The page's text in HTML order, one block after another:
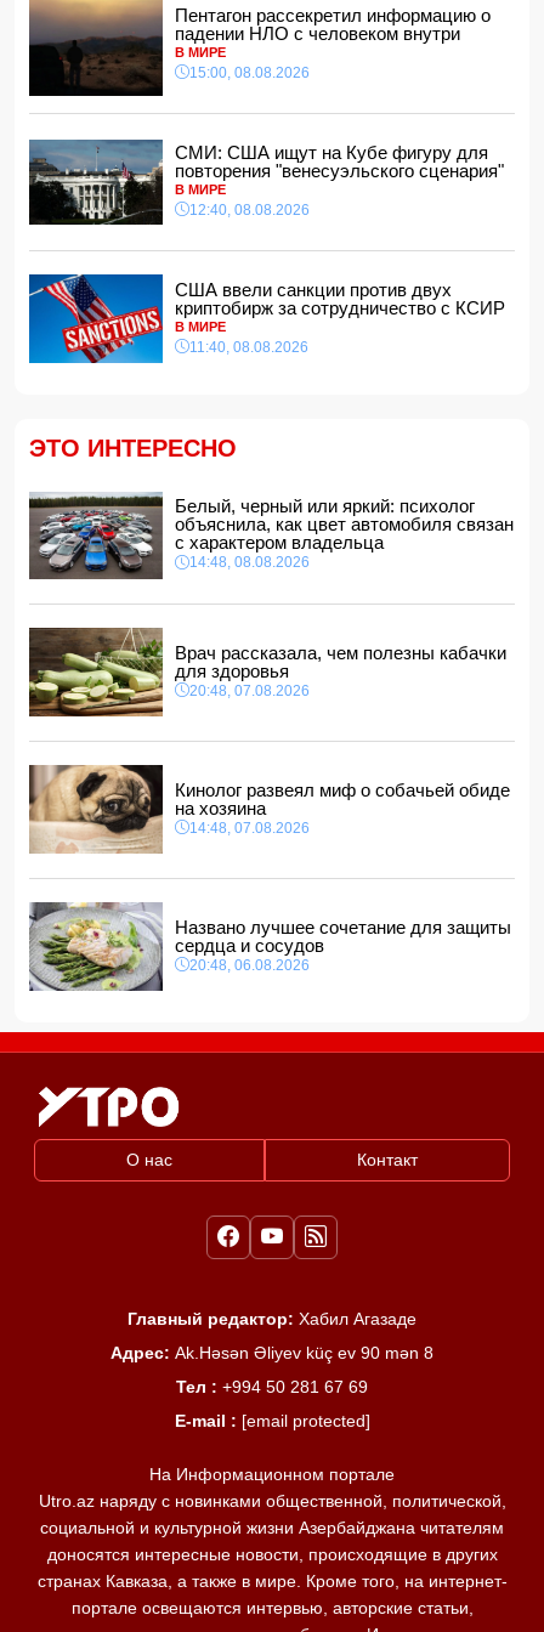
12:28, 08.08.2026
Защитник "Барселоны" Рональд Араухо переходит в
"Ливерпуль"
12:12, 08.08.2026
В мире зафиксирован рекордный рост цен на продукты
12:00, 08.08.2026
В Гобустанском районе Hyundai врезался в фонарный
столб: есть погибший
11:48, 08.08.2026
США ввели санкции против двух криптобирж за
11:40, 08.08.2026
Фон дер Ляйен захотела пресечь доходы России «со
всех сторон»
11:34, 08.08.2026
В ФИФА прокомментировали обвинения Инфантино в
11:30, 08.08.2026
СМИ: Пентагон закупит лазерные противодроновые
установки на 400 млн долларов
11:28, 08.08.2026
Миру грозит дефицит важнейшего продукта
Анна Седокова отреагировала на статус "черной вдовы"
11:22, 08.08.2026
Пентагон рассекретил информацию о
падении НЛО с человеком внутри
В МИРЕ
15:00, 08.08.2026
СМИ: США ищут на Кубе фигуру для
повторения "венесуэльского сценария"
В МИРЕ
12:40, 08.08.2026
США ввели санкции против двух
криптобирж за сотрудничество с КСИР
В МИРЕ
11:40, 08.08.2026
ЭТО ИНТЕРЕСНО
Белый, черный или яркий: психолог
объяснила, как цвет автомобиля связан
с характером владельца
14:48, 08.08.2026
Врач рассказала, чем полезны кабачки
для здоровья
20:48, 07.08.2026
Кинолог развеял миф о собачьей обиде
на хозяина
14:48, 07.08.2026
Названо лучшее сочетание для защиты
сердца и сосудов
20:48, 06.08.2026
О нас Контакт
Главный редактор: Хабил Агазаде
Адрес: Ak.Həsən Əliyev küç ev 90 mən 8
Тел : +994 50 281 67 69
E-mail : [email protected]
На Информационном портале
Utro.az наряду с новинками общественной, политической,
социальной и культурной жизни Азербайджана читателям
доносятся интересные новости, происходящие в других
странах Кавказа, а также в мире. Кроме того, на интернет-
портале освещаются интервью, авторские статьи,